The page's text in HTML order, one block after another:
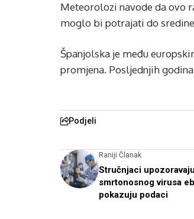
Meteorolozi navode da ovo
moglo bi potrajati do
Španjolska je među
promjena. Posljednjih
Podjeli
Raniji Članak
Stručnjaci
smrtonosnog virusa
pokazuju podaci